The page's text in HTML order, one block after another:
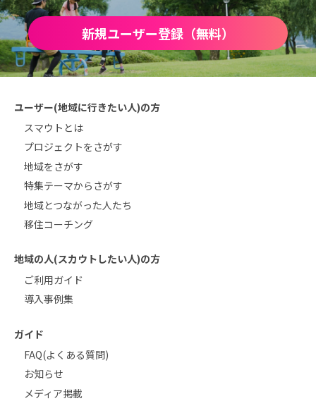
新規ユーザー登録（無料）
ユーザー(地域に行きたい人)の方
スマウトとは
プロジェクトをさがす
地域をさがす
特集テーマからさがす
地域とつながった人たち
移住コーチング
地域の人(スカウトしたい人)の方
ご利用ガイド
導入事例集
ガイド
FAQ(よくある質問)
お知らせ
メディア掲載